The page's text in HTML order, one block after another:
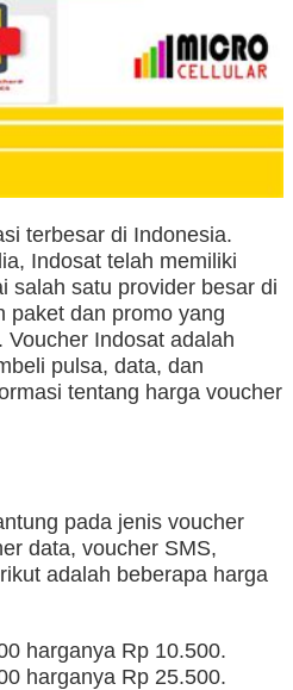
terbesar di Indonesia.
Indosat telah memiliki
salah satu provider besar di
paket dan promo yang
Indosat adalah
pulsa, data, dan
tentang harga voucher
pada jenis voucher
data, voucher SMS,
adalah beberapa harga
harganya Rp 10.500.
harganya Rp 25.500.